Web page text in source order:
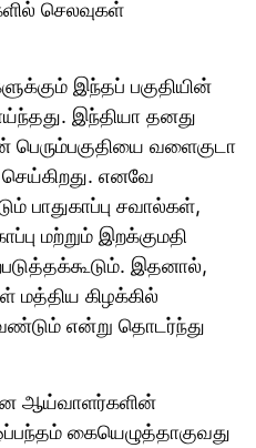
செலவுகள்
இந்தப் பகுதியின்
இந்தியா தனது
வளைகுடா
செய்கிறது. எனவே
பாதுகாப்பு சவால்கள்,
மற்றும் இறக்குமதி
இதனால்,
மத்திய கிழக்கில்
என்று தொடர்ந்து
ஆய்வாளர்களின்
கையெழுத்தாகுவது